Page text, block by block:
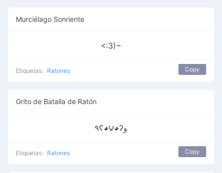
Murciélago Sonriente
<:3)~
Etiquetas: Ratones Copy
Grito de Batalla de Ratón
٩ʕ◕౪◕ʔو
Etiquetas: Ratones Copy